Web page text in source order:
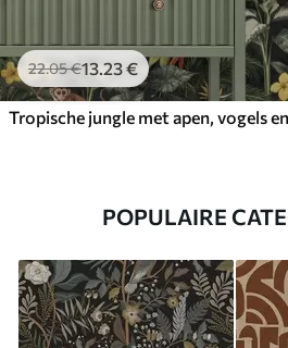
22.05€13.23€
POPULAIRE